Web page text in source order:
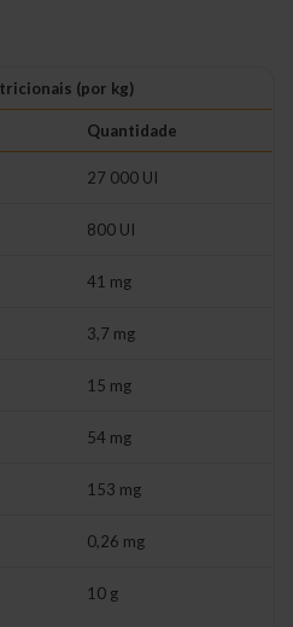
(por kg)
Quantidade
27 000 UI
800 UI
41 mg
3,7 mg
15 mg
54 mg
153 mg
0,26 mg
10 g